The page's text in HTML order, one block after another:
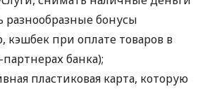
разнообразные бонусы
кэшбек при оплате товаров в
банка);
пластиковая карта, которую